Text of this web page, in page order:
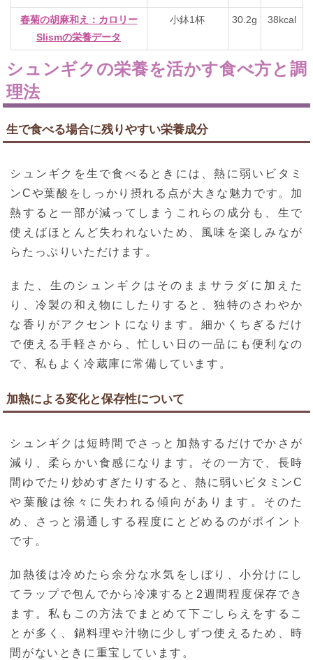
春菊の胡麻和え：カロリー
Slismの栄養データ
小鉢1杯 30.2g 38kcal
シュンギクの栄養を活かす食べ方と調
理法
生で食べる場合に残りやすい栄養成分
シュンギクを生で食べるときには、熱に弱いビタミ
ンCや葉酸をしっかり摂れる点が大きな魅力です。加
熱すると一部が減ってしまうこれらの成分も、生で
使えばほとんど失われないため、風味を楽しみなが
らたっぷりいただけます。
また、生のシュンギクはそのままサラダに加えた
り、冷製の和え物にしたりすると、独特のさわやか
な香りがアクセントになります。細かくちぎるだけ
で使える手軽さから、忙しい日の一品にも便利なの
で、私もよく冷蔵庫に常備しています。
加熱による変化と保存性について
シュンギクは短時間でさっと加熱するだけでかさが
減り、柔らかい食感になります。その一方で、長時
間ゆでたり炒めすぎたりすると、熱に弱いビタミンC
や葉酸は徐々に失われる傾向があります。そのた
め、さっと湯通しする程度にとどめるのがポイント
です。
加熱後は冷めたら余分な水気をしぼり、小分けにし
てラップで包んでから冷凍すると2週間程度保存でき
ます。私もこの方法でまとめて下ごしらえをするこ
とが多く、鍋料理や汁物に少しずつ使えるため、時
間がないときに重宝しています。